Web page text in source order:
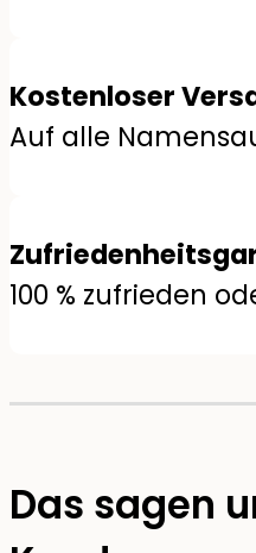
Kostenloser
Auf alle
100 % zufrieden
Das sagen